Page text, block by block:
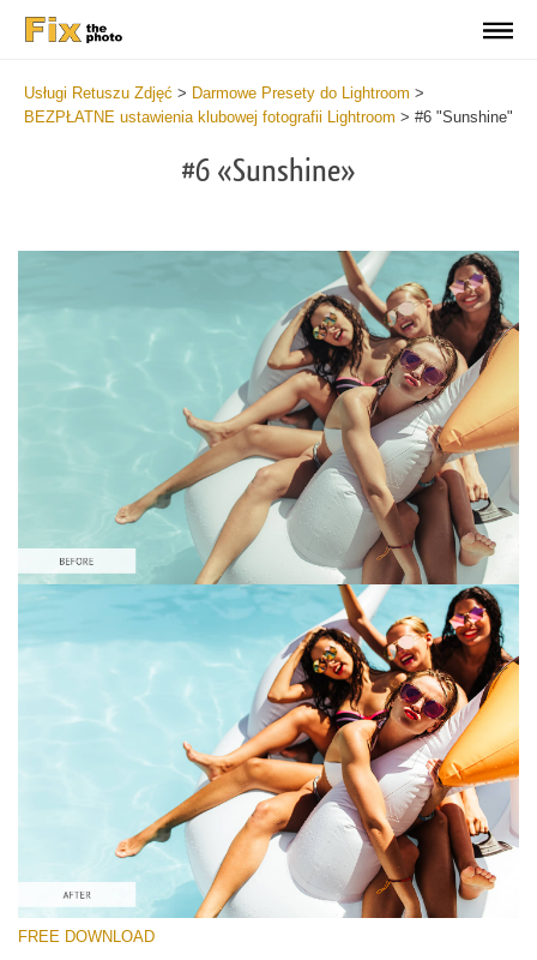
Usługi Retuszu Zdjęć > Darmowe Presety do Lightroom >
BEZPŁATNE ustawienia klubowej fotografii Lightroom > #6 "Sunshine"
#6 «Sunshine»
Proszę wybrać
Free Nightclub Lightroom Preset #6
Wedding Classic
(30 Lr Presets)
Wedding Collection
(400 Lr Presets)
Entire Collection
(2067 Lr Presets)
FREE DOWNLOAD